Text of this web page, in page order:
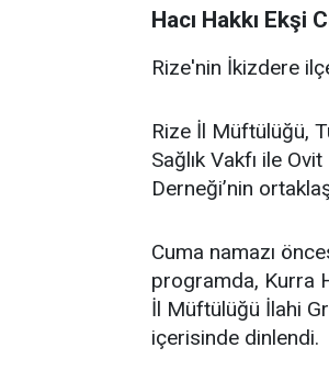
Hacı Hakkı Ekşi
Rize'nin İkizdere
Rize İl Müftülüğü,
Sağlık Vakfı ile
Derneği’nin
Cuma namazı
programda, Kurra
İl Müftülüğü İlahi
içerisinde dinlendi.